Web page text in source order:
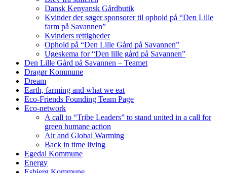
Dansk Kenyansk Gårdbutik
Kvinder der søger sponsorer til ophold på “Den Lille
farm på Savannen”
Kvinders rettigheder
Ophold på “Den Lille Gård på Savannen”
Ugeskema for “Den lille gård på Savannen”
Den Lille Gård på Savannen – Teamet
Dragør Kommune
Dream
Earth, farming and what we eat
Eco-Friends Founding Team Page
Eco-network
A call to “Tribe Leaders” to stand united in a call for
green humane action
Air and Global Warming
Back in time living
Egedal Kommune
Energy